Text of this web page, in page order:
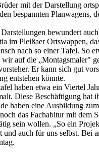
mit der Darstellung
be­spannten Planwagens,
bewundert
im Pleißaer Ortswappen,
nach so einer Tafel. So
auf die „Montagsmaler"
Er kann sich gut
ent­stehen könnte.
haben etwa ein Viertel
Diese Beschäftigung
haben eine Ausbil­dung
das Fachabitur mit dem
sein wollen. „So ein
auch für uns selbst. Bei